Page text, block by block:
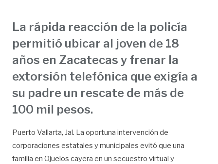
La rápida reacción de la policía
permitió ubicar al joven de 18
años en Zacatecas y frenar la
extorsión telefónica que exigía a
su padre un rescate de más de
100 mil pesos.
Puerto Vallarta, Jal. La oportuna intervención de
corporaciones estatales y municipales evitó que una
familia en Ojuelos cayera en un secuestro virtual y